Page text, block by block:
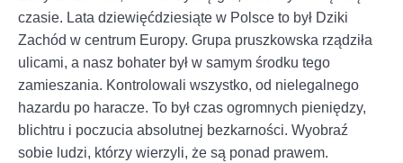
czasie. Lata dziewięćdziesiąte w Polsce to był Dziki
Zachód w centrum Europy. Grupa pruszkowska rządziła
ulicami, a nasz bohater był w samym środku tego
zamieszania. Kontrolowali wszystko, od nielegalnego
hazardu po haracze. To był czas ogromnych pieniędzy,
blichtru i poczucia absolutnej bezkarności. Wyobraź
sobie ludzi, którzy wierzyli, że są ponad prawem.